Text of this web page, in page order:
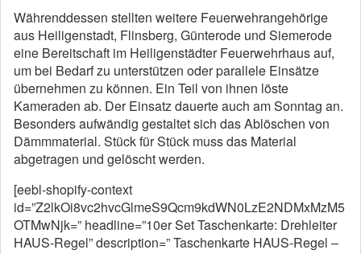
Währenddessen stellten weitere Feuerwehrangehörige
aus Heiligenstadt, Flinsberg, Günterode und Siemerode
eine Bereitschaft im Heiligenstädter Feuerwehrhaus auf,
um bei Bedarf zu unterstützen oder parallele Einsätze
übernehmen zu können. Ein Teil von ihnen löste
Kameraden ab. Der Einsatz dauerte auch am Sonntag an.
Besonders aufwändig gestaltet sich das Ablöschen von
Dämmmaterial. Stück für Stück muss das Material
abgetragen und gelöscht werden.
[eebl-shopify-context
id=”Z2lkOi8vc2hvcGlmeS9Qcm9kdWN0LzE2NDMxMzM5
OTMwNjk=” headline=”10er Set Taschenkarte: Drehleiter
HAUS-Regel” description=” Taschenkarte HAUS-Regel –